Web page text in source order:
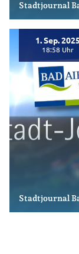
Stadtjournal
1. Sep. 2025
18:58
Stadtjournal